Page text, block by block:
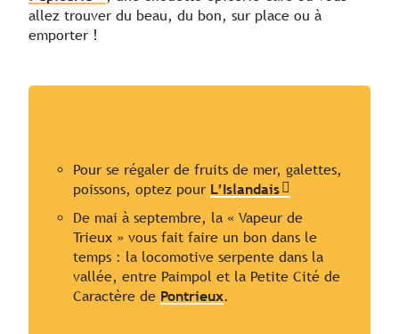
allez trouver du beau, du bon, sur place ou à
emporter !
Pour se régaler de fruits de mer, galettes,
poissons, optez pour L’Islandais
De mai à septembre, la « Vapeur de
Trieux » vous fait faire un bon dans le
temps : la locomotive serpente dans la
vallée, entre Paimpol et la Petite Cité de
Caractère de Pontrieux.